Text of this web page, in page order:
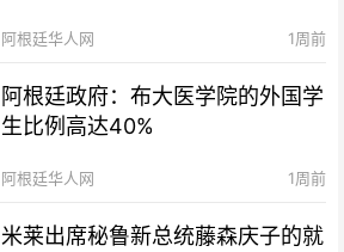
阿根廷华人网 1周前
阿根廷政府：布大医学院的外国学
生比例高达40%
阿根廷华人网 1周前
米莱出席秘鲁新总统藤森庆子的就